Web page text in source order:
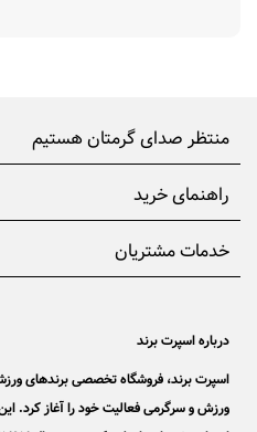
منتظر صدای گرمتان هستیم
راهنمای خرید
خدمات مشتریان
درباره اسپرت برند
ورزش و سرگرمی فعالیت خود را آغاز کرد.